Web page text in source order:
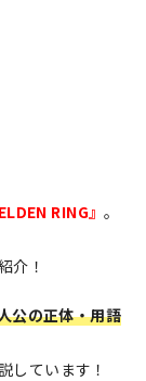
ELDEN RING』。
介！
公の正体・用語
しています！